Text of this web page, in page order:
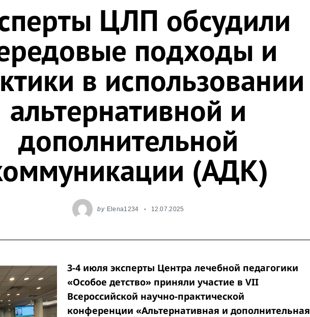
ЦЛП обсудили
подходы и
в использовании
альтернативной и
дополнительной
(АДК)
by Elena1234 12.07.2025
3-4 июля эксперты Центра лечебной педагогики
«Особое детство» приняли участие в VII
Всероссийской научно-практической
конференции «Альтернативная и дополнительная